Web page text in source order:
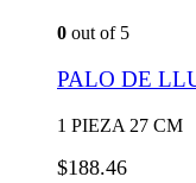
0 out of 5
PALO DE
1 PIEZA 27 CM
$188.46